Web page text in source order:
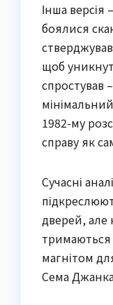
Інша версія
боялися
щоб
спростував
1982-му
справу як
Сучасні
дверей, але
тримаються
магнітом
Сема